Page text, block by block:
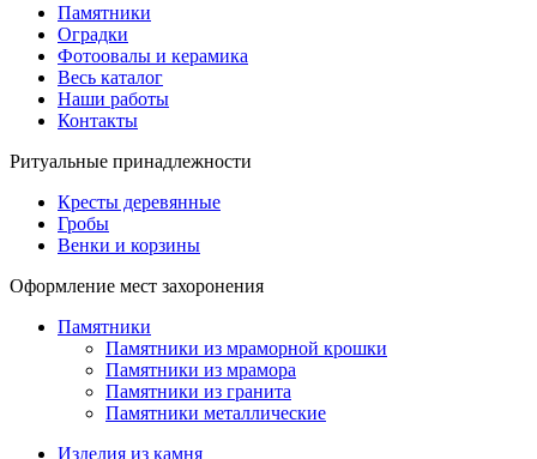
Памятники
Оградки
Фотоовалы и керамика
Весь каталог
Наши работы
Контакты
Ритуальные принадлежности
Кресты деревянные
Гробы
Венки и корзины
Оформление мест захоронения
Памятники
Памятники из мраморной крошки
Памятники из мрамора
Памятники из гранита
Памятники металлические
Изделия из камня